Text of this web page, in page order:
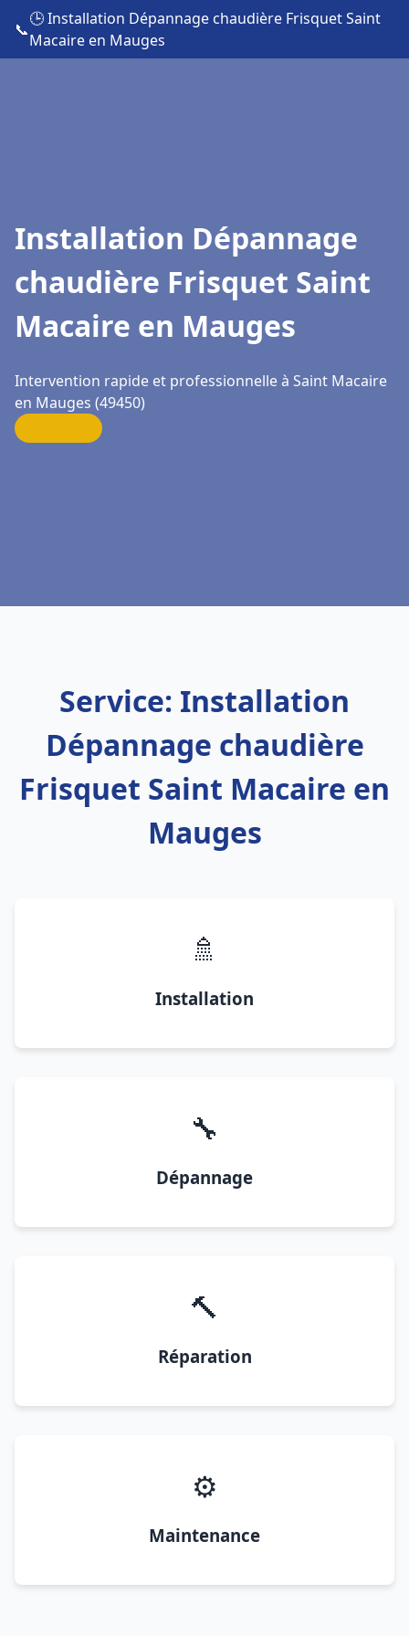
📞
🕒 Installation Dépannage chaudière Frisquet Saint
Macaire en Mauges
Installation Dépannage
chaudière Frisquet Saint
Macaire en Mauges
Intervention rapide et professionnelle à Saint Macaire
en Mauges (49450)
Service: Installation
Dépannage chaudière
Frisquet Saint Macaire en
Mauges
🚿
Installation
🔧
Dépannage
🔨
Réparation
⚙️
Maintenance